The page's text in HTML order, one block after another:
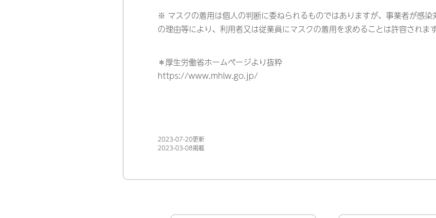
※ マスクの着用は個人の判断に委ねられるものではありますが、事業者が感染
の理由等により、利用者又は従業員にマスクの着用を求めることは許容されま
＊厚生労働省ホームページより抜粋
https://www.mhlw.go.jp/
2023-07-20更新
2023-03-08掲載